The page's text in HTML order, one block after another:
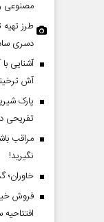
مصنوعی
طرز
دسری
آشنایی
آش
پارک
تفریحی
مراقب
نگیرید!
خاوران؛
تهدیدات کوتاه‏‌مدت و
مسائل سیاسی